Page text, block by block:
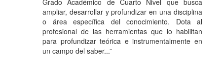
Grado Académico de Cuarto Nivel que busca
ampliar, desarrollar y profundizar en una disciplina
o área específica del conocimiento. Dota al
profesional de las herramientas que lo habilitan
para profundizar teórica e instrumentalmente en
un campo del saber...”